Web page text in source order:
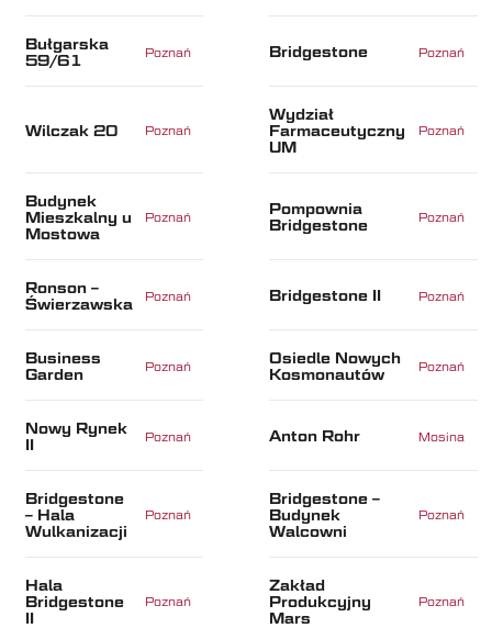
Bułgarska
59/61
Poznań Bridgestone Poznań
Wilczak 20 Poznań
Wydział
Farmaceutyczny
UM
Poznań
Budynek
Mieszkalny u
Mostowa
Poznań
Pompownia
Bridgestone
Poznań
Ronson –
Świerzawska
Poznań Bridgestone II Poznań
Business
Garden
Poznań
Osiedle Nowych
Kosmonautów
Poznań
Nowy Rynek
II
Poznań Anton Rohr Mosina
Bridgestone
– Hala
Wulkanizacji
Poznań
Bridgestone –
Budynek
Walcowni
Poznań
Hala
Bridgestone
II
Poznań
Zakład
Produkcyjny
Mars
Poznań